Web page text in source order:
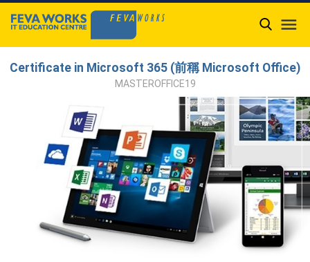

Certificate in Microsoft 365 (前稱 Microsoft Office)
MASTEROFFICE19